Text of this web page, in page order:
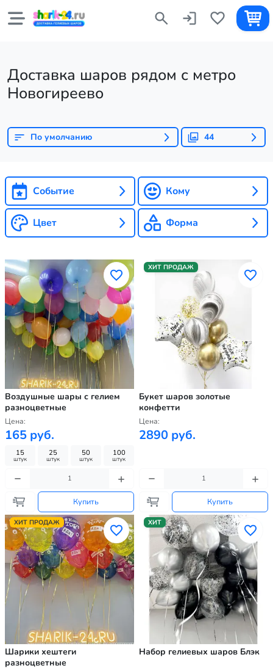
Доставка шаров рядом с метро
Новогиреево
По умолчанию 44
Событие Кому
Цвет Форма
Воздушные шары с гелием
разноцветные
Цена:
165 руб.
15
штук
25
штук
50
штук
100
штук
Купить
ХИТ ПРОДАЖ
Букет шаров золотые
конфетти
Цена:
2890 руб.
Купить
ХИТ ПРОДАЖ
Шарики хештеги
разноцветные
ХИТ
Набор гелиевых шаров Блэк